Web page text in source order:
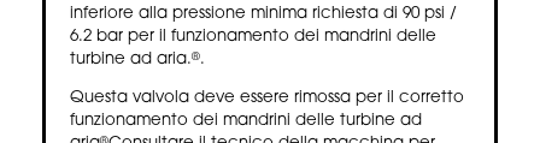
inferiore alla pressione minima richiesta di 90 psi /
6.2 bar per il funzionamento dei mandrini delle
turbine ad aria.®.
Questa valvola deve essere rimossa per il corretto
funzionamento dei mandrini delle turbine ad